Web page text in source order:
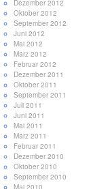
Dezember 2012
Oktober 2012
September 2012
Juni 2012
Mai 2012
März 2012
Februar 2012
Dezember 2011
Oktober 2011
September 2011
Juli 2011
Juni 2011
Mai 2011
März 2011
Februar 2011
Dezember 2010
Oktober 2010
September 2010
Mai 2010